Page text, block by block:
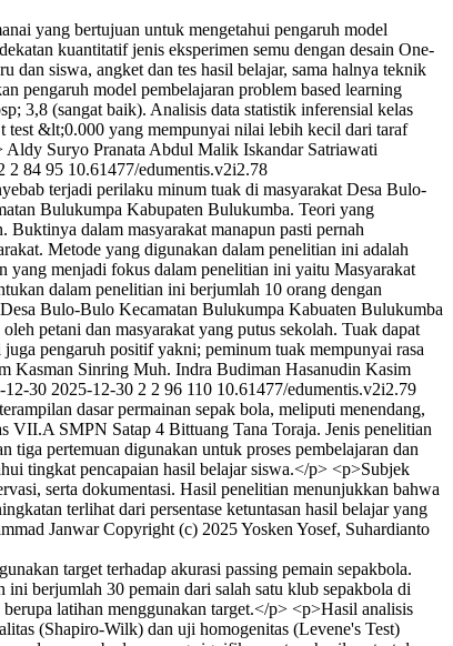
yang bertujuan untuk mengetahui pengaruh model
kuantitatif jenis eksperimen semu dengan desain One-
dan siswa, angket dan tes hasil belajar, sama halnya teknik
pengaruh model pembelajaran problem based learning
3,8 (sangat baik). Analisis data statistik inferensial kelas
test &lt;0.000 yang mempunyai nilai lebih kecil dari taraf
Aldy Suryo Pranata Abdul Malik Iskandar Satriawati
2 84 95 10.61477/edumentis.v2i2.78
terjadi perilaku minum tuak di masyarakat Desa Bulo-
Bulukumpa Kabupaten Bulukumba. Teori yang
dalam masyarakat manapun pasti pernah
Metode yang digunakan dalam penelitian ini adalah
yang menjadi fokus dalam penelitian ini yaitu Masyarakat
dalam penelitian ini berjumlah 10 orang dengan
Bulo-Bulo Kecamatan Bulukumpa Kabuaten Bulukumba
petani dan masyarakat yang putus sekolah. Tuak dapat
pengaruh positif yakni; peminum tuak mempunyai rasa
Kasman Sinring Muh. Indra Budiman Hasanudin Kasim
12-30 2025-12-30 2 2 96 110 10.61477/edumentis.v2i2.79
dasar permainan sepak bola, meliputi menendang,
VII.A SMPN Satap 4 Bittuang Tana Toraja. Jenis penelitian
pertemuan digunakan untuk proses pembelajaran dan
tingkat pencapaian hasil belajar siswa.</p> <p>Subjek
serta dokumentasi. Hasil penelitian menunjukkan bahwa
terlihat dari persentase ketuntasan hasil belajar yang
Janwar Copyright (c) 2025 Yosken Yosef, Suhardianto
target terhadap akurasi passing pemain sepakbola.
ini berjumlah 30 pemain dari salah satu klub sepakbola di
latihan menggunakan target.</p> <p>Hasil analisis
(Shapiro-Wilk) dan uji homogenitas (Levene's Test)